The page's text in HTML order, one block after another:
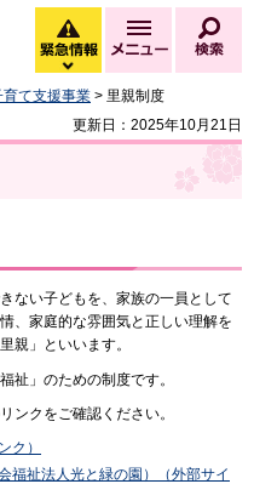
緊急情報
緊急情報を開く
メニュー
育て支援事業 > 里親制度
更新日：2025年10月21日
ない子どもを、家族の一員として
、家庭的な雰囲気と正しい理解を
親」といいます。
祉」のための制度です。
ンクをご確認ください。
ク）
福祉法人光と緑の園）（外部サイ